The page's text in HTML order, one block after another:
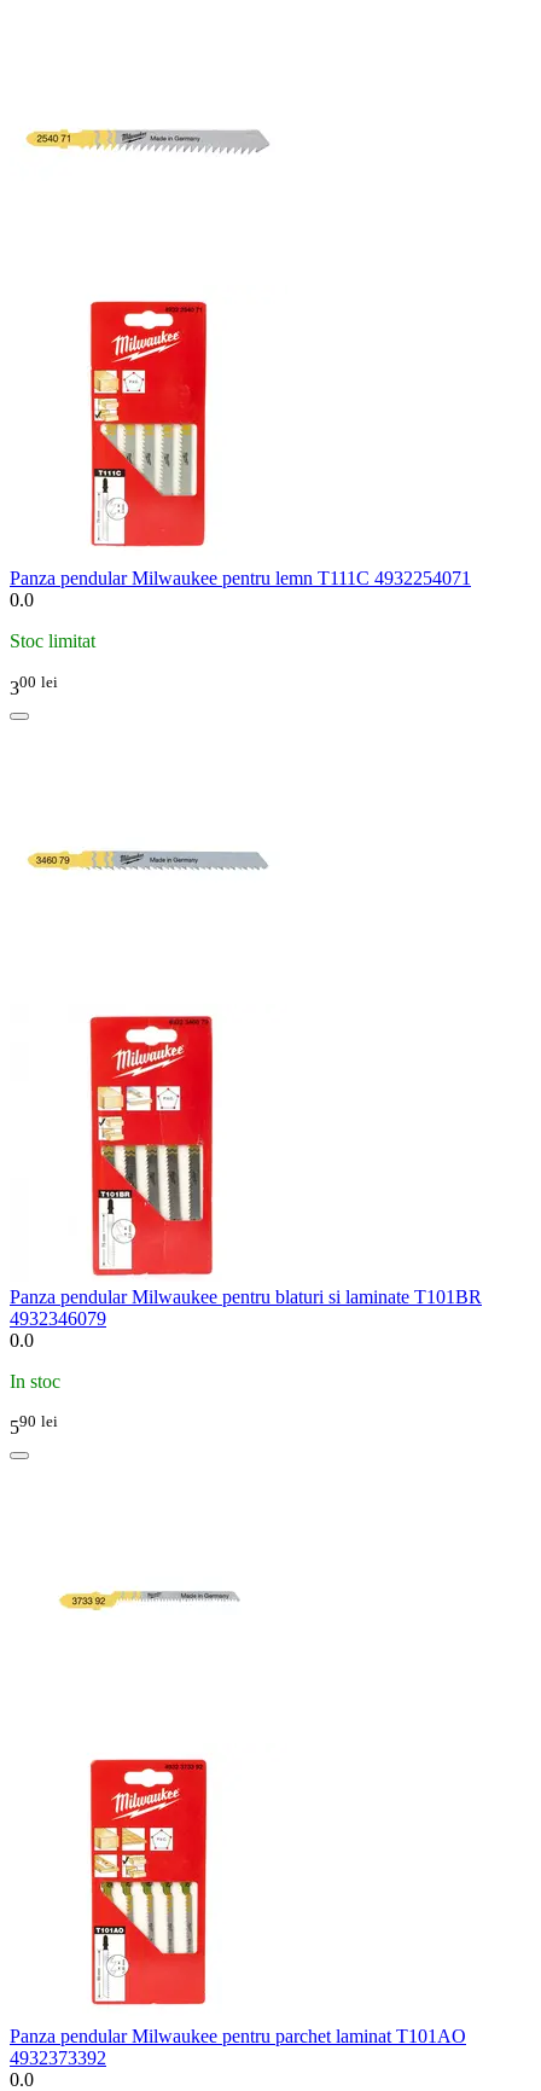
Panza pendular Milwaukee pentru lemn T111C 4932254071
0.0
Stoc limitat
300 lei
Panza pendular Milwaukee pentru blaturi si laminate T101BR
4932346079
0.0
In stoc
590 lei
Panza pendular Milwaukee pentru parchet laminat T101AO
4932373392
0.0